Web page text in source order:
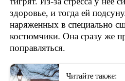
здоровье, и тогда ей
наряженных в специально
костюмчики. Она сразу же
поправляться.
Читайте также: